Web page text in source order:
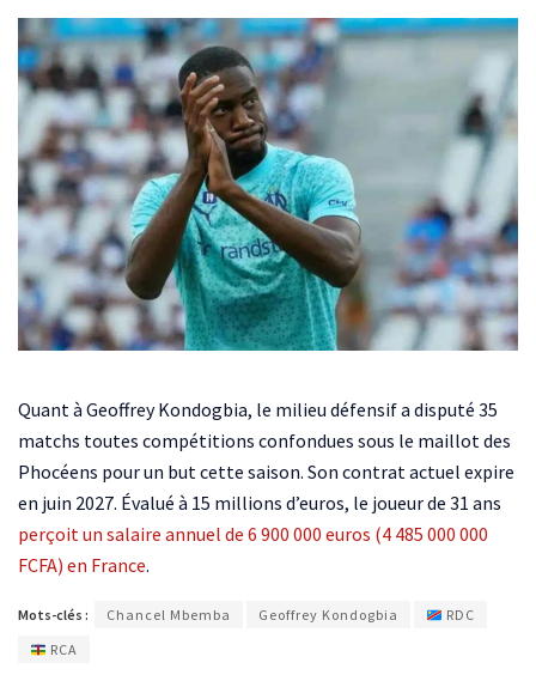
Quant à Geoffrey Kondogbia, le milieu défensif a disputé 35
matchs toutes compétitions confondues sous le maillot des
Phocéens pour un but cette saison. Son contrat actuel expire
en juin 2027. Évalué à 15 millions d’euros, le joueur de 31 ans
perçoit un salaire annuel de 6 900 000 euros (4 485 000 000
FCFA) en France.
Mots-clés : Chancel Mbemba Geoffrey Kondogbia
RDC
RCA